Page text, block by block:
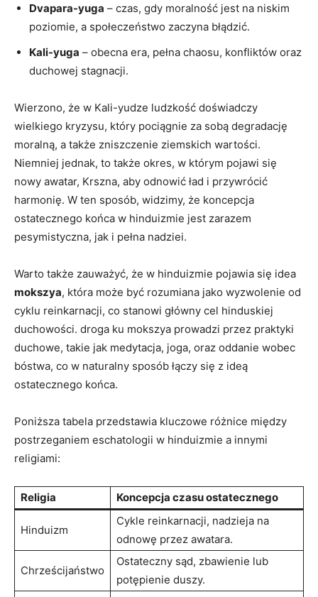
Dvapara-yuga –‍ czas, gdy moralność jest ⁤na niskim
poziomie, a społeczeństwo zaczyna⁢ błądzić.
Kali-yuga –​ obecna era, pełna chaosu, ‍konfliktów oraz
duchowej stagnacji.
Wierzono, że w Kali-yudze ludzkość doświadczy
wielkiego⁤ kryzysu, który pociągnie za sobą degradację
moralną, a także ⁢zniszczenie ziemskich wartości.
Niemniej jednak, to także okres,⁢ w którym pojawi​ się⁢
nowy⁤ awatar, Krszna, ⁤aby odnowić ład ⁣i⁤ przywrócić
harmonię. W ten sposób, widzimy, że ⁤koncepcja
ostatecznego ⁤końca w hinduizmie jest zarazem
pesymistyczna, jak i pełna nadziei.
Warto‌ także zauważyć, że w hinduizmie pojawia się idea‌
mokszya, ​która ‌może być rozumiana jako wyzwolenie od
cyklu reinkarnacji, co stanowi główny cel hinduskiej
duchowości. droga ⁢ku mokszya prowadzi przez praktyki
duchowe, takie jak medytacja, joga, oraz oddanie wobec
⁢bóstwa, co‍ w naturalny sposób łączy się z ideą‍
ostatecznego końca.
Poniższa tabela przedstawia kluczowe ⁢różnice ‍między
postrzeganiem ‌eschatologii w hinduizmie a​ innymi
religiami:
Religia Koncepcja czasu ostatecznego
Hinduizm
Cykle reinkarnacji, nadzieja na
⁤odnowę przez ⁢awatara.
Chrześcijaństwo
Ostateczny sąd, zbawienie lub
potępienie ​duszy.